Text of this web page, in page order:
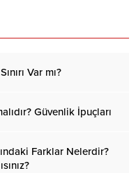
Var mı?
Güvenlik İpuçları
Farklar Nelerdir?